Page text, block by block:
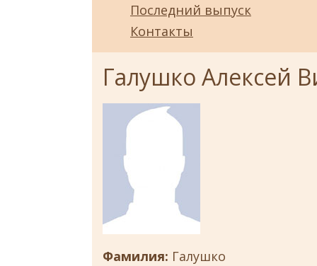
Последний выпуск
Контакты
Галушко Алексей
Фамилия: Галушко